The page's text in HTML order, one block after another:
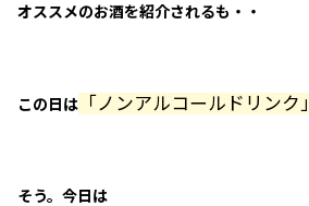
オススメのお酒を紹介されるも・・
この日は 「ノンアルコールドリンク」
そう。今日は